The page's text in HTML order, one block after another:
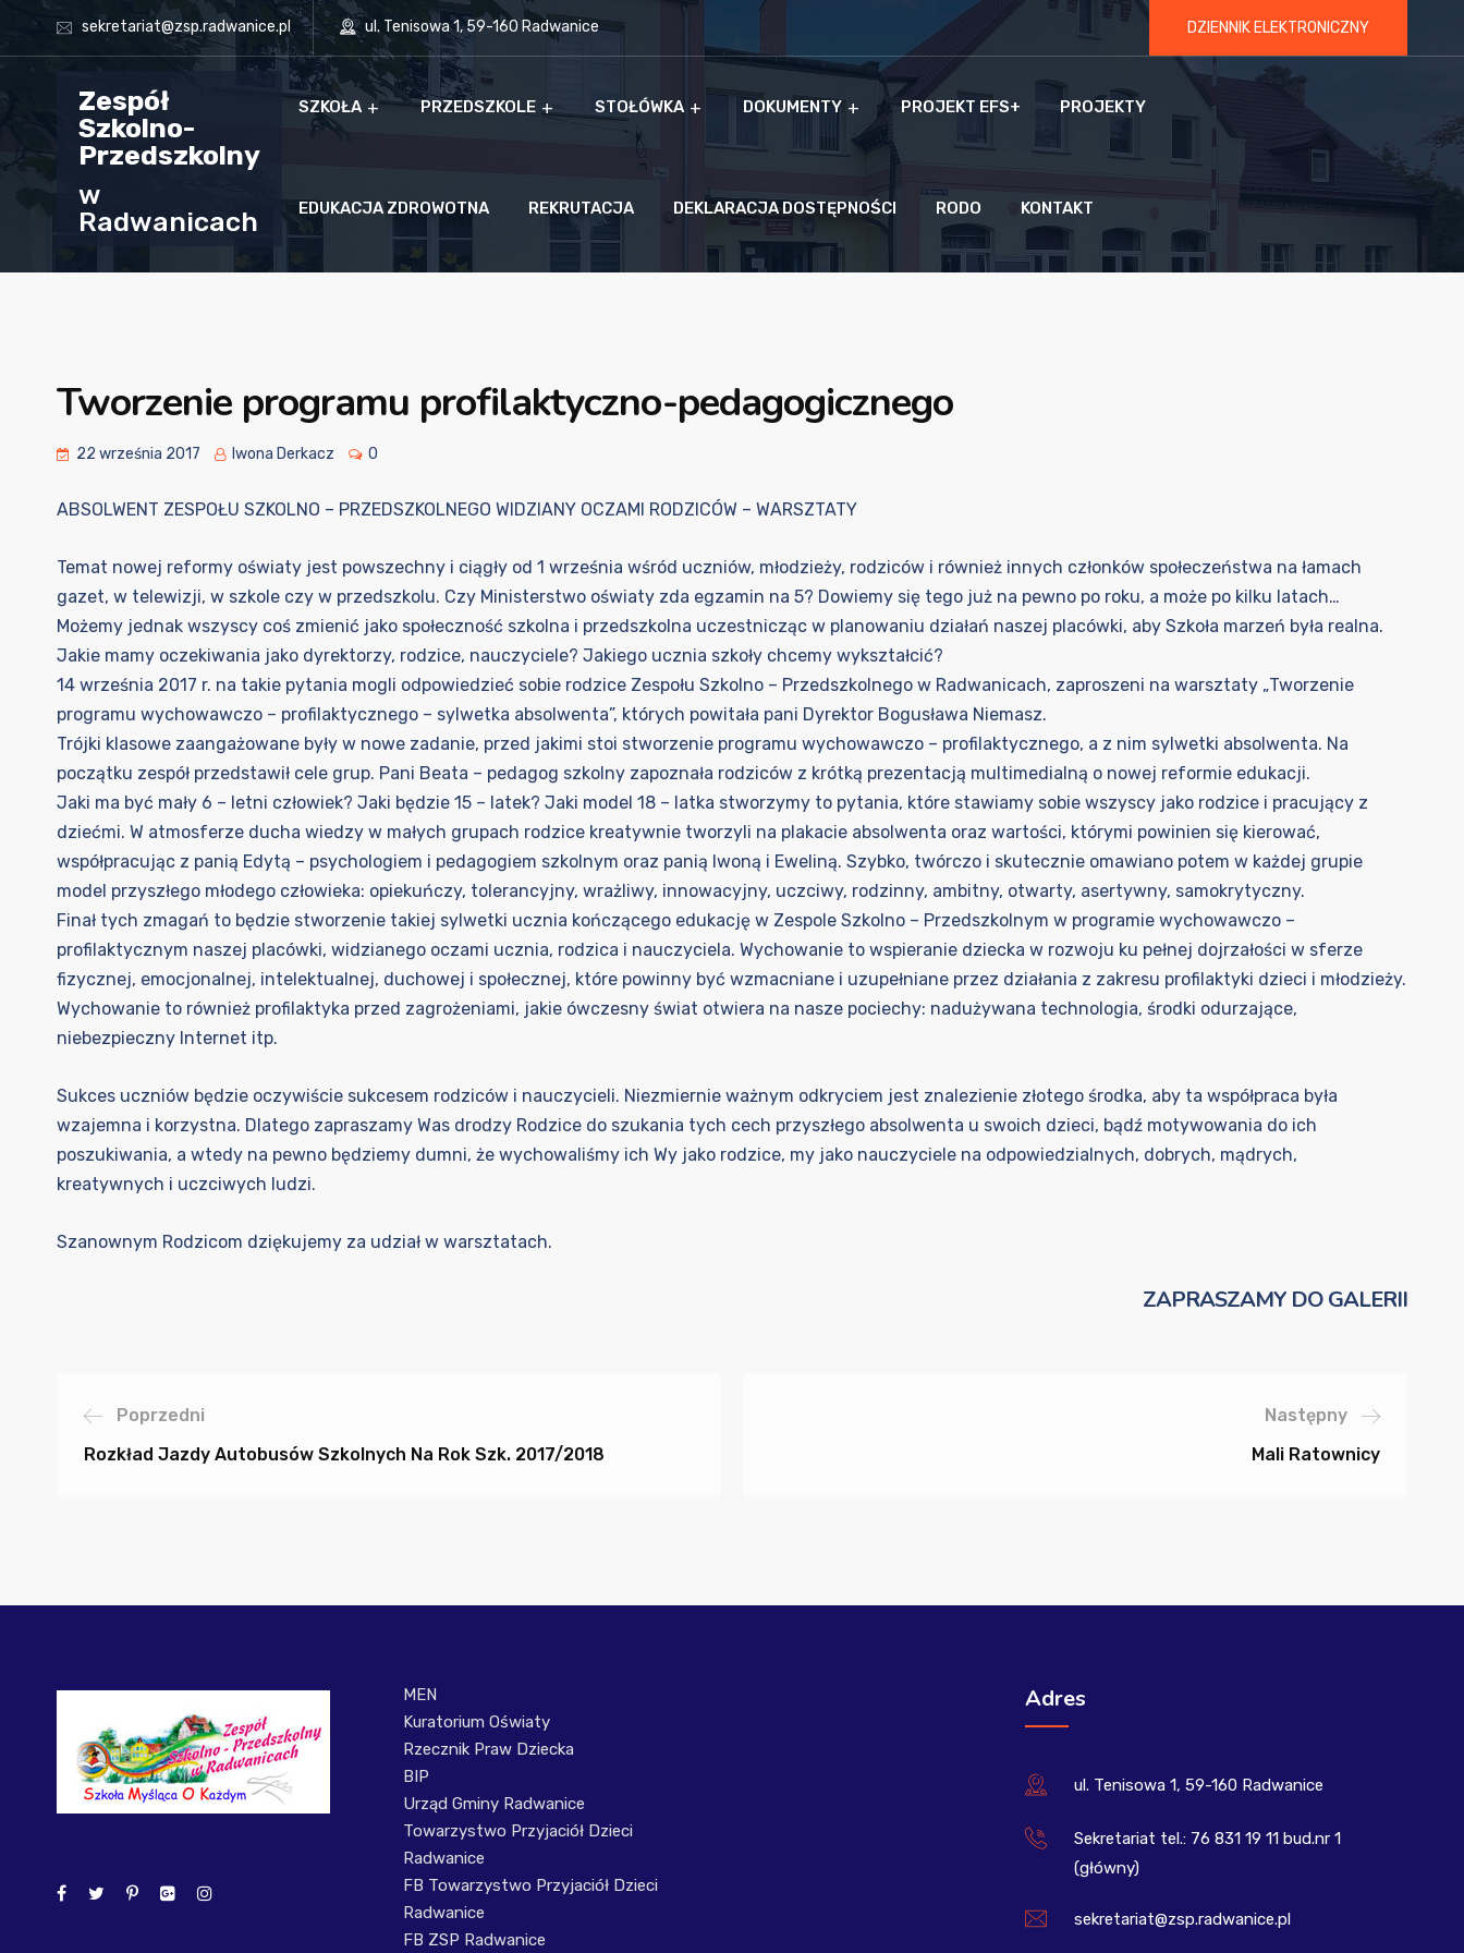
sekretariat@zsp.radwanice.pl ul. Tenisowa 1, 59-160 Radwanice DZIENNIK ELEKTRONICZNY
Zespół
Szkolno-
Przedszkolny
w
Radwanicach
SZKOŁA PRZEDSZKOLE STOŁÓWKA DOKUMENTY PROJEKT EFS+ PROJEKTY
EDUKACJA ZDROWOTNA REKRUTACJA DEKLARACJA DOSTĘPNOŚCI RODO KONTAKT
Tworzenie programu profilaktyczno-pedagogicznego
22 września 2017 Iwona Derkacz 0
ABSOLWENT ZESPOŁU SZKOLNO – PRZEDSZKOLNEGO WIDZIANY OCZAMI RODZICÓW – WARSZTATY
Temat nowej reformy oświaty jest powszechny i ciągły od 1 września wśród uczniów, młodzieży, rodziców i również innych członków społeczeństwa na łamach
gazet, w telewizji, w szkole czy w przedszkolu. Czy Ministerstwo oświaty zda egzamin na 5? Dowiemy się tego już na pewno po roku, a może po kilku latach…
Możemy jednak wszyscy coś zmienić jako społeczność szkolna i przedszkolna uczestnicząc w planowaniu działań naszej placówki, aby Szkoła marzeń była realna.
Jakie mamy oczekiwania jako dyrektorzy, rodzice, nauczyciele? Jakiego ucznia szkoły chcemy wykształcić?
14 września 2017 r. na takie pytania mogli odpowiedzieć sobie rodzice Zespołu Szkolno – Przedszkolnego w Radwanicach, zaproszeni na warsztaty „Tworzenie
programu wychowawczo – profilaktycznego – sylwetka absolwenta”, których powitała pani Dyrektor Bogusława Niemasz.
Trójki klasowe zaangażowane były w nowe zadanie, przed jakimi stoi stworzenie programu wychowawczo – profilaktycznego, a z nim sylwetki absolwenta. Na
początku zespół przedstawił cele grup. Pani Beata – pedagog szkolny zapoznała rodziców z krótką prezentacją multimedialną o nowej reformie edukacji.
Jaki ma być mały 6 – letni człowiek? Jaki będzie 15 – latek? Jaki model 18 – latka stworzymy to pytania, które stawiamy sobie wszyscy jako rodzice i pracujący z
dziećmi. W atmosferze ducha wiedzy w małych grupach rodzice kreatywnie tworzyli na plakacie absolwenta oraz wartości, którymi powinien się kierować,
współpracując z panią Edytą – psychologiem i pedagogiem szkolnym oraz panią Iwoną i Eweliną. Szybko, twórczo i skutecznie omawiano potem w każdej grupie
model przyszłego młodego człowieka: opiekuńczy, tolerancyjny, wrażliwy, innowacyjny, uczciwy, rodzinny, ambitny, otwarty, asertywny, samokrytyczny.
Finał tych zmagań to będzie stworzenie takiej sylwetki ucznia kończącego edukację w Zespole Szkolno – Przedszkolnym w programie wychowawczo –
profilaktycznym naszej placówki, widzianego oczami ucznia, rodzica i nauczyciela. Wychowanie to wspieranie dziecka w rozwoju ku pełnej dojrzałości w sferze
fizycznej, emocjonalnej, intelektualnej, duchowej i społecznej, które powinny być wzmacniane i uzupełniane przez działania z zakresu profilaktyki dzieci i młodzieży.
Wychowanie to również profilaktyka przed zagrożeniami, jakie ówczesny świat otwiera na nasze pociechy: nadużywana technologia, środki odurzające,
niebezpieczny Internet itp.
Sukces uczniów będzie oczywiście sukcesem rodziców i nauczycieli. Niezmiernie ważnym odkryciem jest znalezienie złotego środka, aby ta współpraca była
wzajemna i korzystna. Dlatego zapraszamy Was drodzy Rodzice do szukania tych cech przyszłego absolwenta u swoich dzieci, bądź motywowania do ich
poszukiwania, a wtedy na pewno będziemy dumni, że wychowaliśmy ich Wy jako rodzice, my jako nauczyciele na odpowiedzialnych, dobrych, mądrych,
kreatywnych i uczciwych ludzi.
Szanownym Rodzicom dziękujemy za udział w warsztatach.
ZAPRASZAMY DO GALERII
Poprzedni
Rozkład Jazdy Autobusów Szkolnych Na Rok Szk. 2017/2018
Następny
Mali Ratownicy
MEN
Kuratorium Oświaty
Rzecznik Praw Dziecka
BIP
Urząd Gminy Radwanice
Towarzystwo Przyjaciół Dzieci
Radwanice
FB Towarzystwo Przyjaciół Dzieci
Radwanice
FB ZSP Radwanice
Adres
ul. Tenisowa 1, 59-160 Radwanice
Sekretariat tel.: 76 831 19 11 bud.nr 1
(główny)
sekretariat@zsp.radwanice.pl